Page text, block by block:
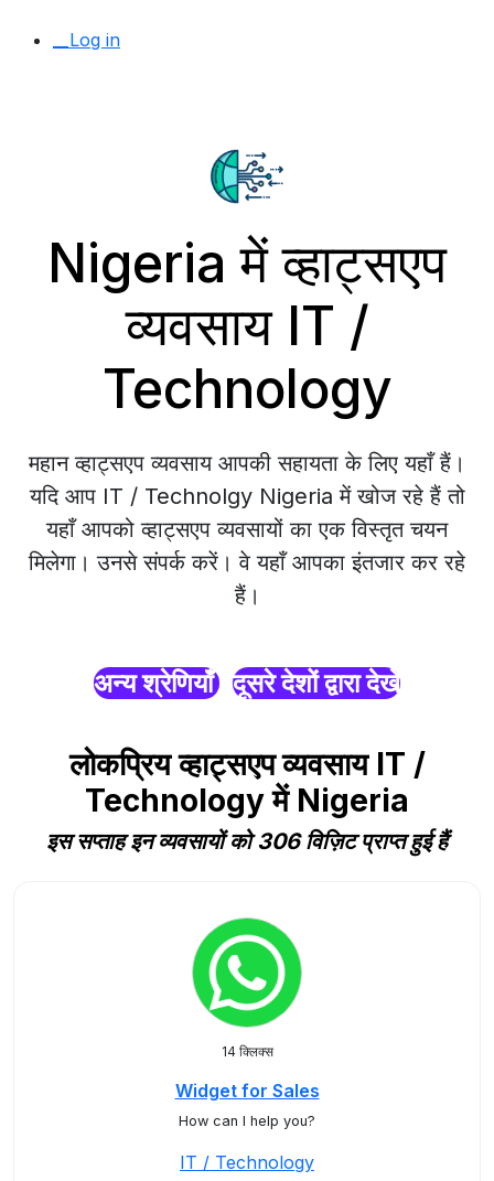
__Log in
Nigeria में व्हाट्सएप
व्यवसाय IT /
Technology
महान व्हाट्सएप व्यवसाय आपकी सहायता के लिए यहाँ हैं।
यदि आप IT / Technolgy Nigeria में खोज रहे हैं तो
यहाँ आपको व्हाट्सएप व्यवसायों का एक विस्तृत चयन
मिलेगा। उनसे संपर्क करें। वे यहाँ आपका इंतजार कर रहे
हैं।
अन्य श्रेणियाँ दूसरे देशों द्वारा देखें
लोकप्रिय व्हाट्सएप व्यवसाय IT /
Technology में Nigeria
इस सप्ताह इन व्यवसायों को 306 विज़िट प्राप्त हुई हैं
14 क्लिक्स
Widget for Sales
How can I help you?
IT / Technology